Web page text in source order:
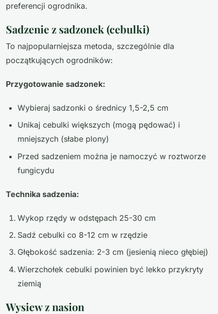
preferencji ogrodnika.
Sadzenie z sadzonek (cebulki)
To najpopularniejsza metoda, szczególnie dla
początkujących ogrodników:
Przygotowanie sadzonek:
Wybieraj sadzonki o średnicy 1,5-2,5 cm
Unikaj cebulki większych (mogą pędować) i
mniejszych (słabe plony)
Przed sadzeniem można je namoczyć w roztworze
fungicydu
Technika sadzenia:
Wykop rzędy w odstępach 25-30 cm
Sadź cebulki co 8-12 cm w rzędzie
Głębokość sadzenia: 2-3 cm (jesienią nieco głębiej)
Wierzchołek cebulki powinien być lekko przykryty
ziemią
Wysiew z nasion